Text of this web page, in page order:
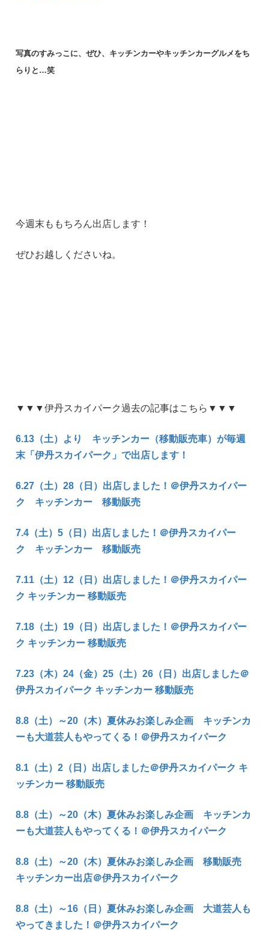
写真のすみっこに、ぜひ、キッチンカーやキッチンカーグルメをち
らりと…笑
今週末ももちろん出店します！
ぜひお越しくださいね。
▼▼▼伊丹スカイパーク過去の記事はこちら▼▼▼
6.13（土）より キッチンカー（移動販売車）が毎週
末「伊丹スカイパーク」で出店します！
6.27（土）28（日）出店しました！＠伊丹スカイパー
ク キッチンカー 移動販売
7.4（土）5（日）出店しました！＠伊丹スカイパー
ク キッチンカー 移動販売
7.11（土）12（日）出店しました！＠伊丹スカイパー
ク キッチンカー 移動販売
7.18（土）19（日）出店しました！＠伊丹スカイパー
ク キッチンカー 移動販売
7.23（木）24（金）25（土）26（日）出店しました＠
伊丹スカイパーク キッチンカー 移動販売
8.8（土）～20（木）夏休みお楽しみ企画 キッチンカ
ーも大道芸人もやってくる！＠伊丹スカイパーク
8.1（土）2（日）出店しました＠伊丹スカイパーク キ
ッチンカー 移動販売
8.8（土）～20（木）夏休みお楽しみ企画 キッチンカ
ーも大道芸人もやってくる！＠伊丹スカイパーク
8.8（土）～20（木）夏休みお楽しみ企画 移動販売
キッチンカー出店＠伊丹スカイパーク
8.8（土）～16（日）夏休みお楽しみ企画 大道芸人も
やってきました！＠伊丹スカイパーク